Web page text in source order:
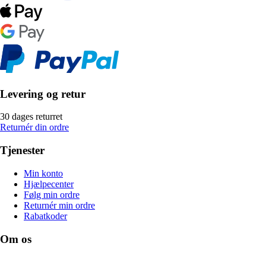
Levering og retur
30 dages returret
Returnér din ordre
Tjenester
Min konto
Hjælpecenter
Følg min ordre
Returnér min ordre
Rabatkoder
Om os